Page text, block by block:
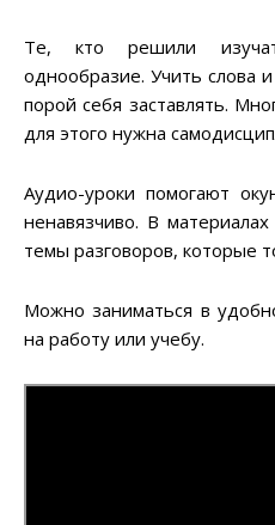
Те, кто решили
однообразие. Учить слова
порой себя заставлять.
для этого нужна
Аудио-уроки помогают
ненавязчиво. В
темы разговоров, которые
Можно заниматься в
на работу или учебу.